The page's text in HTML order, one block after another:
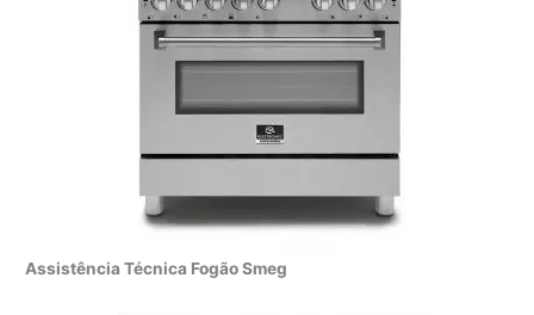
Assistência Técnica Fogão Smeg